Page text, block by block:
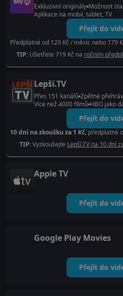
Exkluzivní originály Možnost
Aplikace na mobil, tablet, TV
Přejít do
Předplatné od 120 Kč / měsíc nebo 179
TIP: Ušetřete 719 Kč na ročním
Lepší.TV
Přes 151 kanálů Zpětné
Více než 4000 filmů HBO jako
Přejít do
10 dní na zkoušku za 1 Kč, předplatné
TIP:Vyzkoušejte Lepší.TV na 10 dní
Apple TV
Přejít do
Google Play Movies
Přejít do